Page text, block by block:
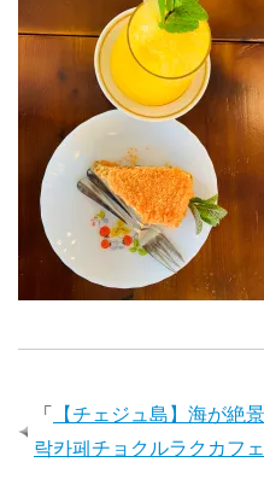
「
【チェジュ島】海が絶
락카페チョクルラクカフェ